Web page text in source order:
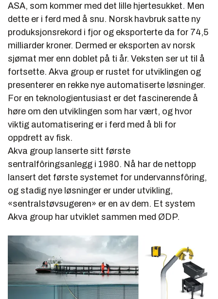
ASA, som kommer med det lille hjertesukket. Men
dette er i ferd med å snu. Norsk havbruk satte ny
produksjonsrekord i fjor og eksporterte da for 74,5
milliarder kroner. Dermed er eksporten av norsk
sjømat mer enn doblet på ti år. Veksten ser ut til å
fortsette. Akva group er rustet for utviklingen og
presenterer en rekke nye automatiserte løsninger.
For en teknologientusiast er det fascinerende å
høre om den utviklingen som har vært, og hvor
viktig automatisering er i ferd med å bli for
oppdrett av fisk.
Akva group lanserte sitt første
sentralfôringsanlegg i 1980. Nå har de nettopp
lansert det første systemet for undervannsfôring,
og stadig nye løsninger er under utvikling,
«sentralstøvsugeren» er en av dem. Et system
Akva group har utviklet sammen med ØDP.